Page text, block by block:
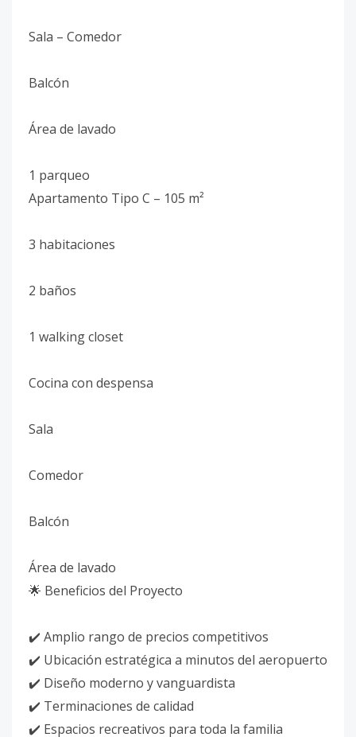
Sala – Comedor
Balcón
Área de lavado
1 parqueo
Apartamento Tipo C – 105 m²
3 habitaciones
2 baños
1 walking closet
Cocina con despensa
Sala
Comedor
Balcón
Área de lavado
🌟 Beneficios del Proyecto
✔️ Amplio rango de precios competitivos
✔️ Ubicación estratégica a minutos del aeropuerto
✔️ Diseño moderno y vanguardista
✔️ Terminaciones de calidad
✔️ Espacios recreativos para toda la familia